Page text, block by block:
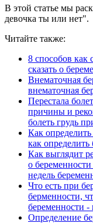
В этой статье мы
девочка ты или нет".
Читайте также:
8 способов как
сказать о
Внематочная
внематочная
Перестала
причины и
болеть грудь
Как
как определить
Как выглядит
о
недель
Что есть при
берменности,
беременности -
Определение